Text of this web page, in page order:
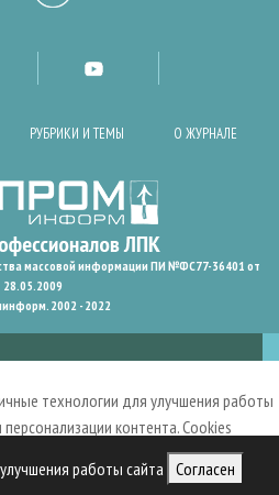
работы сайта Согласен
РУБРИКИ И ТЕМЫ О ЖУРНАЛЕ
массовой информации ПИ №ФС77-36401 от
28.05.2009
2002 - 2022
технологии для улучшения работы
контента. Cookies